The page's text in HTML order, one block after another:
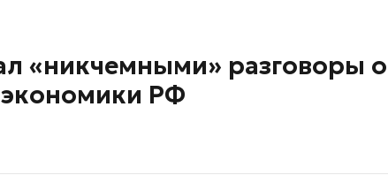
«никчемными» разговоры о
РФ